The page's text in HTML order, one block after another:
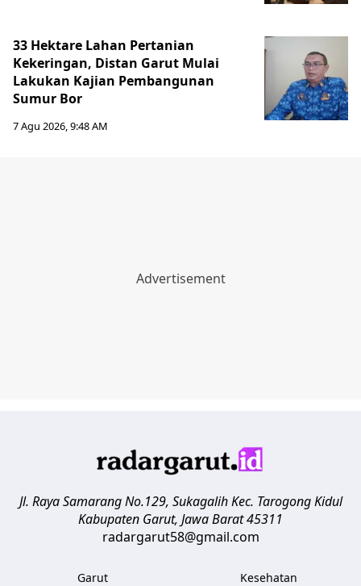
33 Hektare Lahan Pertanian
Kekeringan, Distan Garut Mulai
Lakukan Kajian Pembangunan
Sumur Bor
7 Agu 2026, 9:48 AM
Jl. Raya Samarang No.129, Sukagalih Kec. Tarogong Kidul
Kabupaten Garut, Jawa Barat45311
radargarut58@gmail.com
Garut Kesehatan